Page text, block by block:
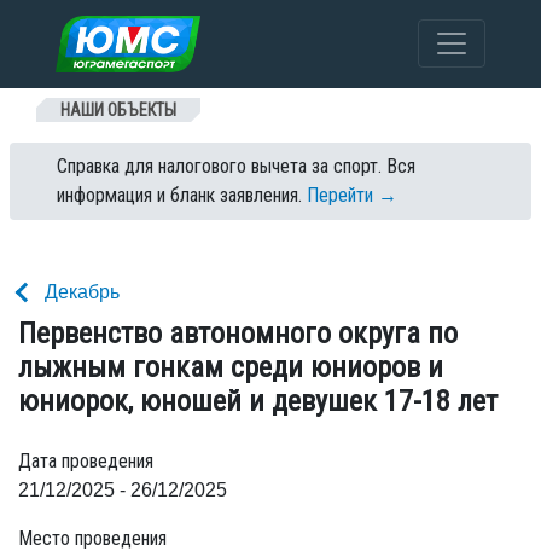
Перейти к содержанию
НАШИ ОБЪЕКТЫ
Справка для налогового вычета за спорт. Вся
информация и бланк заявления. Перейти →
Декабрь
Первенство автономного округа по
лыжным гонкам среди юниоров и
юниорок, юношей и девушек 17-18 лет
Дата проведения
21/12/2025 - 26/12/2025
Место проведения